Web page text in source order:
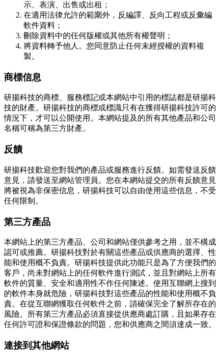
示、表演、出售或出租；
在適用法律允許的範圍外，反編譯、反向工程或反彙編
軟件資料；
刪除資料中的任何版權或其他所有權聲明；
將資料轉予他人。您同意防止任何未經授權的資料複
製。
商標信息
研揚科技的商標、服務標記或本網站中引用的標誌都是研揚科
技的財產。研揚科技的商標或標識只有在獲得研揚科技許可的
情況下，才可以公開使用。本網站提及的所有其他產品和公司
名稱可稱為第三方財產。
反饋
研揚科技歡迎您對我們的產品或服務進行反饋。如需發送反饋
意見，請發送至網站管理員。您在本網站提交的所有反饋意見
將被視為非保密信息，研揚科技可以自由使用這些信息，不受
任何限制。
第三方產品
本網站上的第三方產品、公司和網站僅供參考之用，並不構成
認可或推薦。研揚科技對於有關這些產品或供應商的選擇、性
能和使用概不負責。研揚科技提供此功能只是為了方便我們的
客戶，尚未對網站上的任何軟件進行測試，並且對網站上所有
軟件的質量、安全和適用性不作任何陳述。使用互聯網上搜到
的軟件本身就危險，研揚科技對這些產品的性能和使用概不負
責。在從互聯網獲取任何軟件之前，請確保完全了解所存在的
風險。所有第三方產品必須直接從供應商處訂購，且如果存在
任何許可證和保證條款的問題，您和供應商之間須達成一致。
連接到其他網站